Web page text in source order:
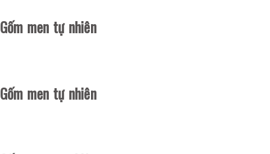
Gốm men tự nhiên
Gốm men tự nhiên